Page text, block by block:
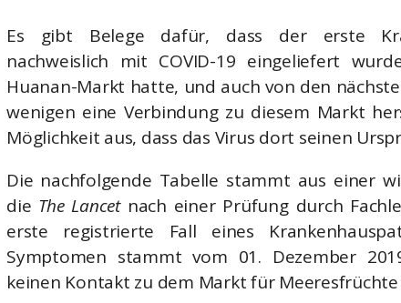
Es gibt Belege dafür, dass der erste
nachweislich mit COVID-19 eingeliefert
Huanan-Markt hatte, und auch von den
wenigen eine Verbindung zu diesem Markt
Möglichkeit aus, dass das Virus dort seinen
Die nachfolgende Tabelle stammt aus einer
die The Lancetnach einer Prüfung durch
erste registrierte Fall eines
Symptomen stammt vom 01. Dezember
keinen Kontakt zu dem Markt für Meeresfrüchte